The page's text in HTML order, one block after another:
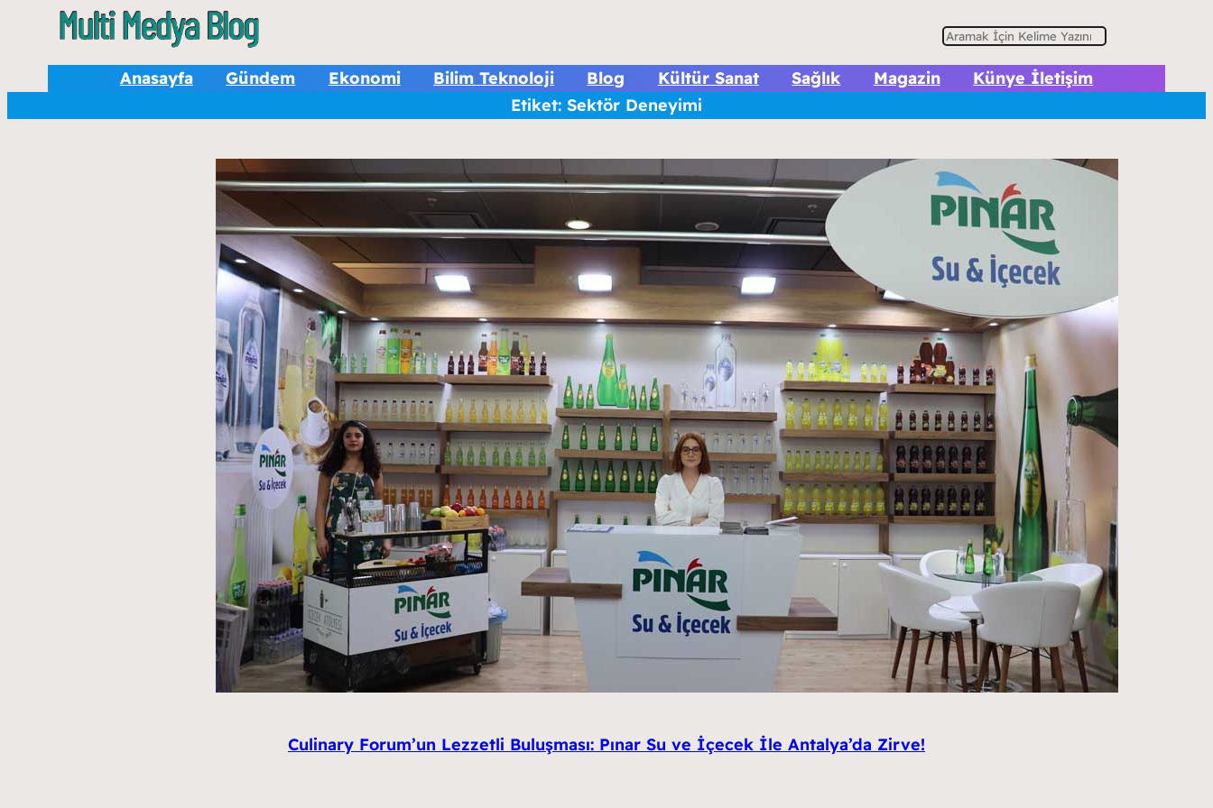
A
r
a
Anasayfa Gündem Ekonomi Bilim Teknoloji Blog Kültür Sanat Sağlık Magazin
Künye İletişim
Etiket: Sektör Deneyimi
Culinary Forum’un Lezzetli Buluşması: Pınar Su ve İçecek İle Antalya’da Zirve!